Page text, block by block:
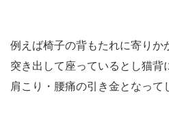
例えば椅子の背もたれに寄りか
突き出して座っているとし猫
肩こり・腰痛の引き金となって